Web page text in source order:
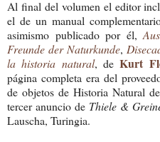
Al final del volumen el editor
el de un manual
asimismo publicado por él,
Freunde der Naturkunde,
la historia natural, deKurt
página completa era del
de objetos de Historia Natural
tercer anuncio de Thiele &
Lauscha, Turingia.